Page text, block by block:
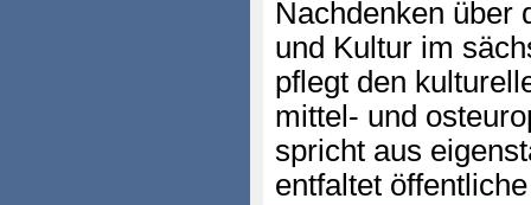
Nachdenken über
und Kultur im
pflegt den
mittel- und
spricht aus
entfaltet